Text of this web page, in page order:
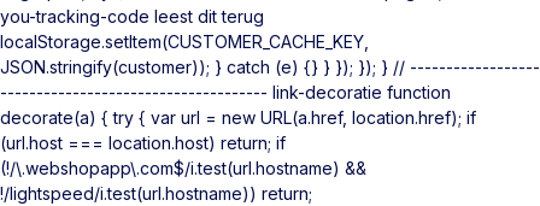
you-tracking-code leest dit terug
localStorage.setItem(CUSTOMER_CACHE_KEY,
JSON.stringify(customer)); } catch (e) {} } }); }); } // ------------------
------------------------------------- link-decoratie function
decorate(a) { try { var url = new URL(a.href, location.href); if
(url.host === location.host) return; if
(!/\.webshopapp\.com$/i.test(url.hostname) &&
!/lightspeed/i.test(url.hostname)) return;